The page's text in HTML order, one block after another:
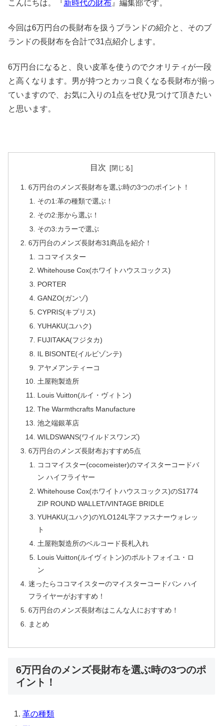
こんにちは。『 新時代の財布 』編集部です。
今回は6万円台の長財布を扱うブランドの紹介と、そのブ
ランドの長財布を合計で31点紹介します。
6万円台になると、良い皮革を使うのでクオリティが一段
と高くなります。男が持つとカッコ良くなる長財布が揃っ
ていますので、お気に入りの1点をぜひ見つけて頂きたい
と思います。
目次
6万円台のメンズ長財布を選ぶ時の3つのポイント！
その1:革の種類で選ぶ！
その2:形から選ぶ！
その3:カラーで選ぶ
6万円台のメンズ長財布31商品を紹介！
ココマイスター
Whitehouse Cox(ホワイトハウスコックス)
PORTER
GANZO(ガンゾ)
CYPRIS(キプリス)
YUHAKU(ユハク)
FUJITAKA(フジタカ)
IL BISONTE(イルビゾンテ)
アヤメアンティーコ
土屋鞄製造所
Louis Vuitton(ルイ・ヴィトン)
The Warmthcrafts Manufacture
池之端銀革店
WILDSWANS(ワイルドスワンズ)
6万円台のメンズ長財布おすすめ5点
ココマイスター(cocomeister)のマイスターコードバ
ン ハイフライヤー
Whitehouse Cox(ホワイトハウスコックス)のS1774
ZIP ROUND WALLET/VINTAGE BRIDLE
YUHAKU(ユハク)のYLO124L字ファスナーウォレッ
ト
土屋鞄製造所のベルコード長札入れ
Louis Vuitton(ルイヴィトン)のポルトフォイユ・ロ
ン
迷ったらココマイスターのマイスターコードバン ハイ
フライヤーがおすすめ！
6万円台のメンズ長財布はこんな人におすすめ！
まとめ
6万円台のメンズ長財布を選ぶ時の3つのポ
イント！
革の種類